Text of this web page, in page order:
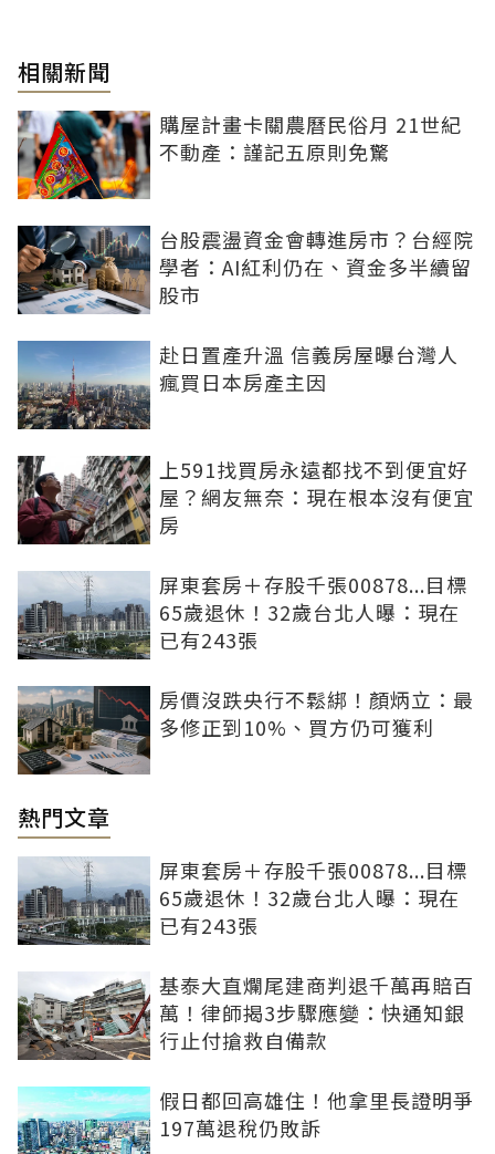
相關新聞
購屋計畫卡關農曆民俗月 21世紀
不動產：謹記五原則免驚
台股震盪資金會轉進房市？台經院
學者：AI紅利仍在、資金多半續留
股市
赴日置產升溫 信義房屋曝台灣人
瘋買日本房產主因
上591找買房永遠都找不到便宜好
屋？網友無奈：現在根本沒有便宜
房
屏東套房＋存股千張00878...目標
65歲退休！32歲台北人曝：現在
已有243張
房價沒跌央行不鬆綁！顏炳立：最
多修正到10%、買方仍可獲利
熱門文章
屏東套房＋存股千張00878...目標
65歲退休！32歲台北人曝：現在
已有243張
基泰大直爛尾建商判退千萬再賠百
萬！律師揭3步驟應變：快通知銀
行止付搶救自備款
假日都回高雄住！他拿里長證明爭
197萬退稅仍敗訴